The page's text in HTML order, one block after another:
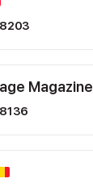
8203
Magazine
8136